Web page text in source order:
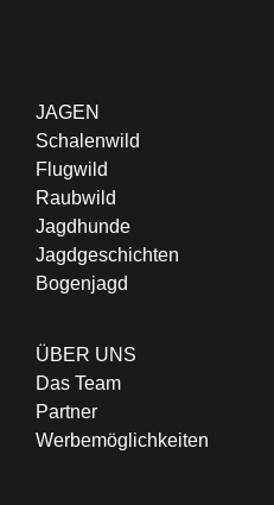
JAGEN
Schalenwild
Flugwild
Raubwild
Jagdhunde
Jagdgeschichten
Bogenjagd
ÜBER UNS
Das Team
Partner
Werbemöglichkeiten